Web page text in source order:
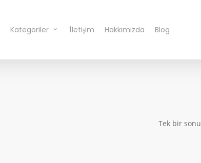
Kategoriler İletişim Hakkımızda Blog
Tek bir